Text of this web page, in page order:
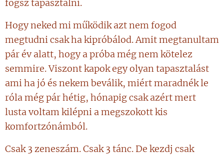
fogsz tapasztalni.
Hogy neked mi működik azt nem fogod
megtudni csak ha kipróbálod. Amit megtanultam
pár év alatt, hogy a próba még nem kötelez
semmire. Viszont kapok egy olyan tapasztalást
ami ha jó és nekem beválik, miért maradnék le
róla még pár hétig, hónapig csak azért mert
lusta voltam kilépni a megszokott kis
komfortzónámból.
Csak 3 zeneszám. Csak 3 tánc. De kezdj csak